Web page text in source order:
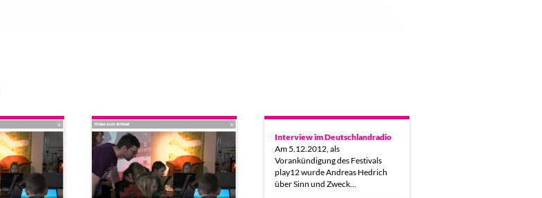
Interview im Deutschlandradio
Am 5.12.2012, als
Vorankündigung des Festivals
play12 wurde Andreas Hedrich
über Sinn und Zweck…